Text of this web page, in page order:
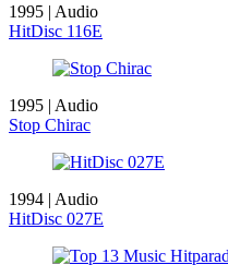
1995 | Audio
HitDisc 116E
1995 | Audio
Stop Chirac
1994 | Audio
HitDisc 027E